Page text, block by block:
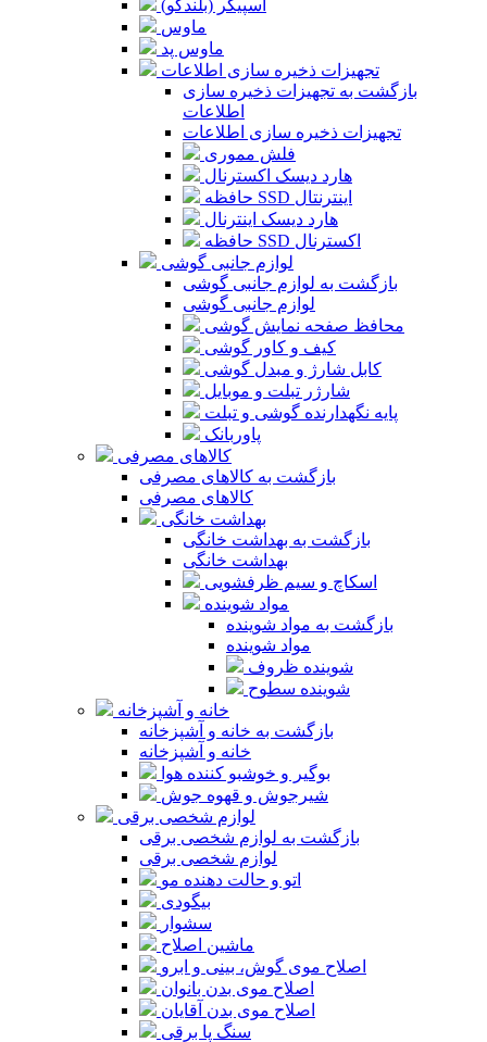
اسپیکر (بلندگو)
ماوس
ماوس پد
تجهیزات ذخیره سازی اطلاعات
بازگشت به تجهیزات ذخیره سازی
اطلاعات
تجهیزات ذخیره سازی اطلاعات
فلش مموری
هارد دیسک اکسترنال
حافظه SSD اینترنتال
هارد دیسک اینترنال
حافظه SSD اکسترنال
لوازم جانبی گوشی
بازگشت به لوازم جانبی گوشی
لوازم جانبی گوشی
محافظ صفحه نمایش گوشی
کیف و کاور گوشی
کابل شارژ و مبدل گوشی
شارژر تبلت و موبایل
پایه نگهدارنده گوشی و تبلت
پاوربانک
کالاهای مصرفی
بازگشت به کالاهای مصرفی
کالاهای مصرفی
بهداشت خانگی
بازگشت به بهداشت خانگی
بهداشت خانگی
اسکاچ و سیم ظرفشویی
مواد شوینده
بازگشت به مواد شوینده
مواد شوینده
شوینده ظروف
شوینده سطوح
خانه و آشپزخانه
بازگشت به خانه و آشپزخانه
خانه و آشپزخانه
بوگیر و خوشبو کننده هوا
شیرجوش و قهوه جوش
لوازم شخصی برقی
بازگشت به لوازم شخصی برقی
لوازم شخصی برقی
اتو و حالت دهنده مو
بیگودی
سشوار
ماشین اصلاح
اصلاح موی گوش، بینی و ابرو
اصلاح موی بدن بانوان
اصلاح موی بدن آقایان
سنگ پا برقی